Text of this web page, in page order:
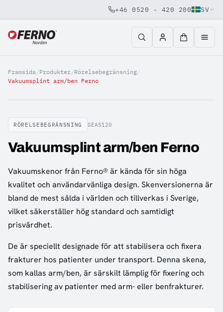
Jump to content
+46 0520 - 420 200 SV
Framsida/Produkter/Rörelsebegränsning/
Vakuumsplint arm/ben Ferno
RÖRELSEBEGRÄNSNING GEAS120
Vakuumsplint arm/ben Ferno
Vakuumskenor från Ferno® är kända för sin höga
kvalitet och användarvänliga design. Skenversionerna är
bland de mest sålda i världen och tillverkas i Sverige,
vilket säkerställer hög standard och samtidigt
prisvärdhet.
De är speciellt designade för att stabilisera och fixera
frakturer hos patienter under transport. Denna skena,
som kallas arm/ben, är särskilt lämplig för fixering och
stabilisering av patienter med arm- eller benfrakturer.